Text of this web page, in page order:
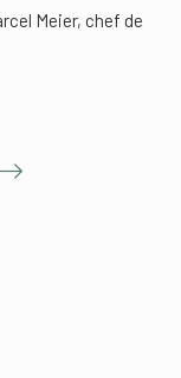
Meier, chef de